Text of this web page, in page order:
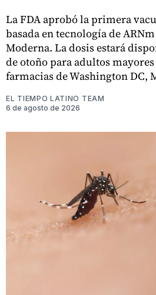
La FDA aprobó la primera
basada en tecnología de
Moderna. La dosis estará
de otoño para adultos mayores
farmacias de Washington DC,
EL TIEMPO LATINO TEAM
6 de agosto de 2026